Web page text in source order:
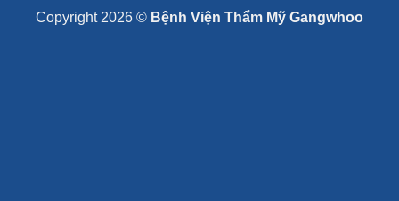
Copyright 2026 © Bệnh Viện Thẩm Mỹ Gangwhoo